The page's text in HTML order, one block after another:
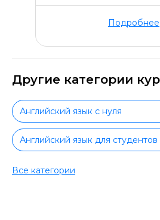
Подробнее
Другие категории
Английский язык с нуля
Английский язык для студентов
Повышение квалификации
Все категории